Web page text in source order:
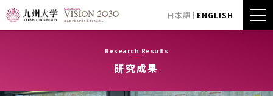
日本語 ENGLISH
Research Results
研究成果